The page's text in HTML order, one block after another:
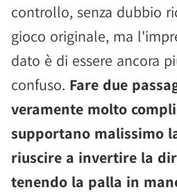
controllo, senza dubbio
gioco originale, ma
dato è di essere ancora
confuso. Fare due
veramente molto
supportano malissimo
riuscire a invertire la
tenendo la palla in